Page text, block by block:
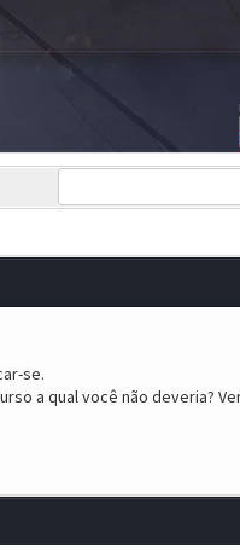
se.
a qual você não deveria?